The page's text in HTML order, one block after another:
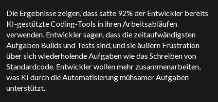
Die Ergebnisse zeigen, dass satte 92% der Entwickler bereits
KI-gestützte Coding-Tools in ihren Arbeitsabläufen
verwenden. Entwickler sagen, dass die zeitaufwändigsten
Aufgaben Builds und Tests sind, und sie äußern Frustration
über sich wiederholende Aufgaben wie das Schreiben von
Standardcode. Entwickler wollen mehr zusammenarbeiten,
was KI durch die Automatisierung mühsamer Aufgaben
unterstützt.